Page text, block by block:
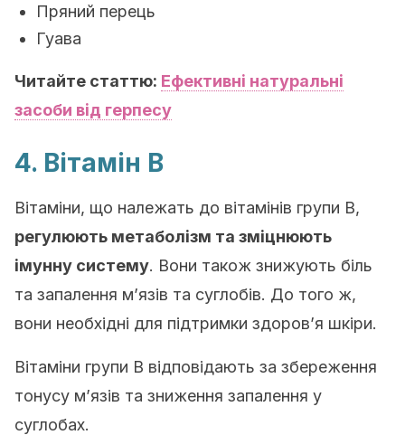
Пряний перець
Гуава
Читайте статтю: Ефективні натуральні
засоби від герпесу
4. Вітамін B
Вітаміни, що належать до вітамінів групи В,
регулюють метаболізм та зміцнюють
імунну систему. Вони також знижують біль
та запалення м’язів та суглобів. До того ж,
вони необхідні для підтримки здоров’я шкіри.
Вітаміни групи B відповідають за збереження
тонусу м’язів та зниження запалення у
суглобах.